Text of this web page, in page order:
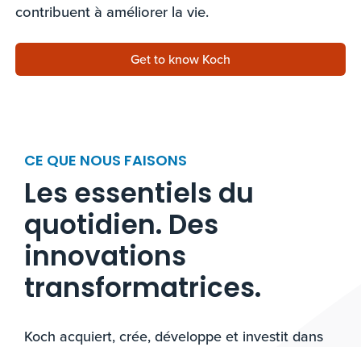
contribuent à améliorer la vie.
Get to know Koch
CE QUE NOUS FAISONS
Les essentiels du
quotidien. Des
innovations
transformatrices.
Koch acquiert, crée, développe et investit dans